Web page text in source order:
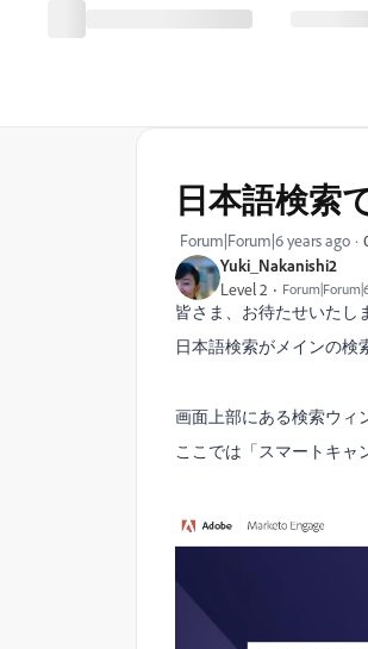
Yuki_Nakanishi2
Level 2
日本語検索
Forum|Forum|6 years ago
皆さま、お待たせいたし
日本語検索がメインの検
画面上部にある検索ウィ
ここでは「スマートキャ